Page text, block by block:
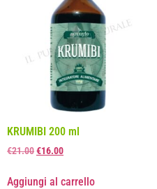
KRUMIBI 200 ml
€21.00€16.00
Aggiungi al carrello